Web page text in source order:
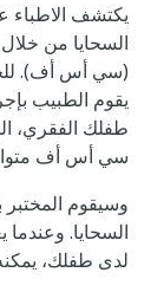
يكتشف الاطباء
السحايا من
(سي أس أف).
يقوم الطبيب
طفلك الفقري،
سي أس أف
وسيقوم المختبر
السحايا.
لدى طفلك،